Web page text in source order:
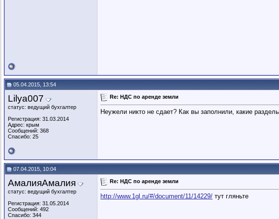
05.04.2015, 13:54
Lilya007
статус: ведущий бухгалтер
Регистрация: 31.03.2014
Адрес: крым
Сообщений: 368
Спасибо: 25
Re: НДС по аренде земли
Неужели никто не сдает? Как вы заполнили, какие
07.04.2015, 10:04
АмалияАмалия
статус: ведущий бухгалтер
Регистрация: 31.05.2014
Сообщений: 492
Спасибо: 344
Re: НДС по аренде земли
http://www.1gl.ru/#/document/11/14229/ тут гляньте